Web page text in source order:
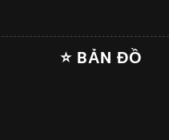
⭐ BẢN ĐỒ